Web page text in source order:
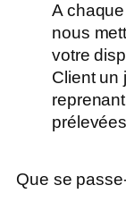
A
nous
votre
Client un
Que se